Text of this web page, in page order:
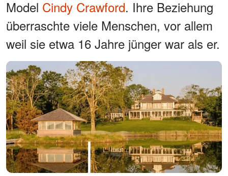
Model Cindy Crawford. Ihre Beziehung
überraschte viele Menschen, vor allem
weil sie etwa 16 Jahre jünger war als er.